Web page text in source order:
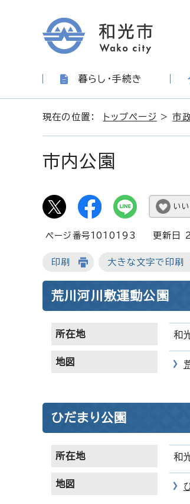
暮らし・手続き
現在の位置： トップページ >市
市内公園
いい
ページ番号1010193 更新日
印刷 大きな文字で印刷
荒川河川敷運動公園
所在地 和
地図
ひだまり公園
所在地 和
地図